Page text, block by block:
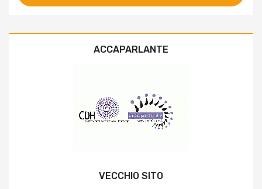
ACCAPARLANTE
VECCHIO SITO